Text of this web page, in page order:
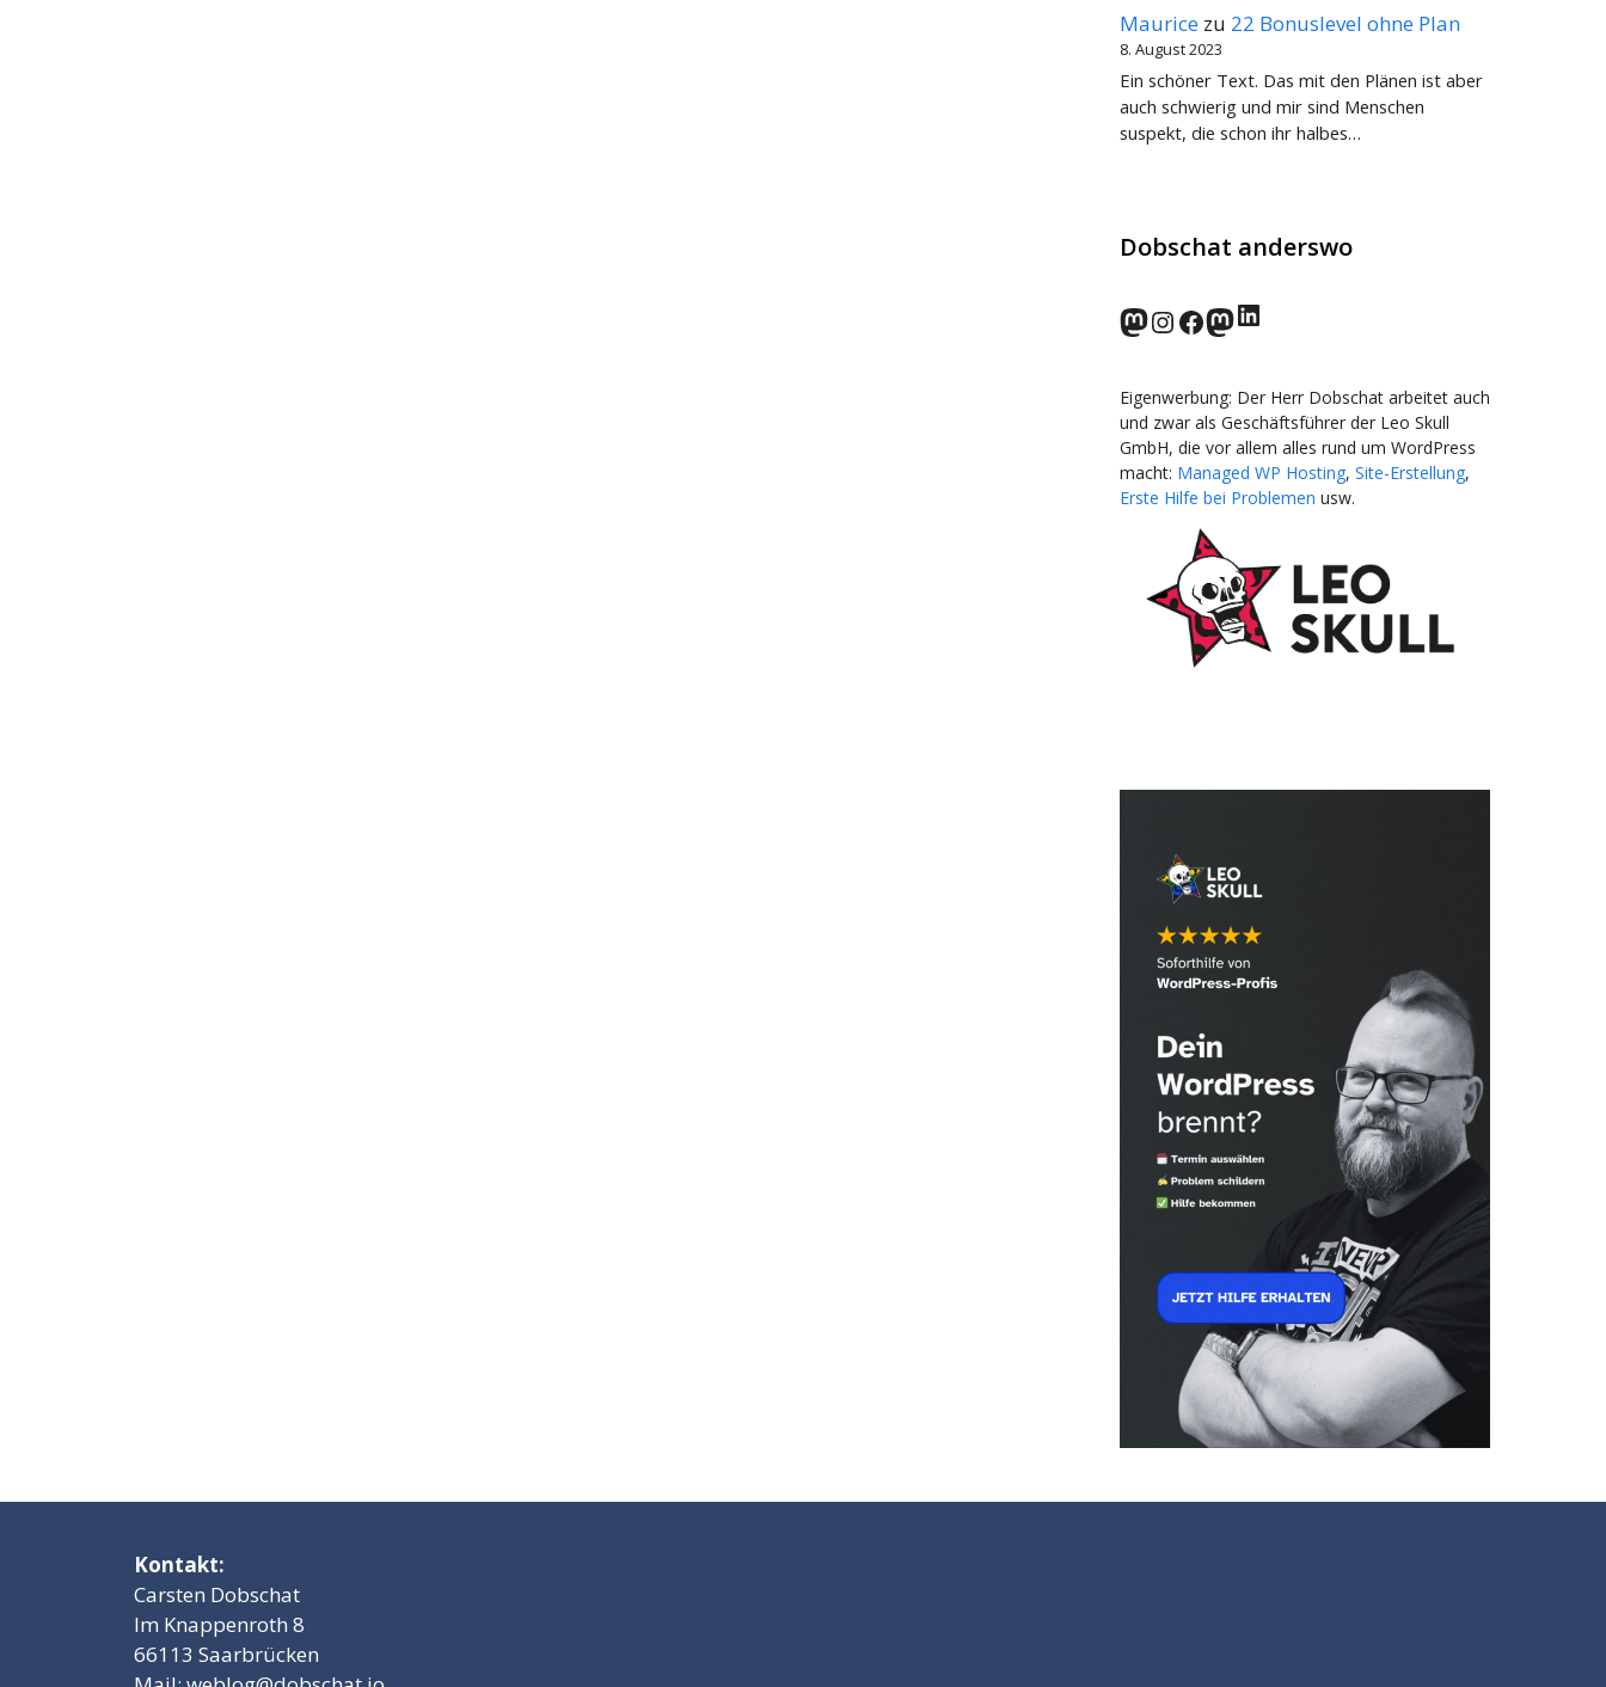
Maurice zu 22 Bonuslevel ohne Plan
8. August 2023
Ein schöner Text. Das mit den Plänen ist aber
auch schwierig und mir sind Menschen
suspekt, die schon ihr halbes…
Dobschat anderswo
norden.social
Instagram
Facebook
wp-punks.social
LinkedIn
Eigenwerbung: Der Herr Dobschat arbeitet auch
und zwar als Geschäftsführer der Leo Skull
GmbH, die vor allem alles rund um WordPress
macht: Managed WP Hosting, Site-Erstellung,
Erste Hilfe bei Problemen usw.
Kontakt:
Carsten Dobschat
Im Knappenroth 8
66113 Saarbrücken